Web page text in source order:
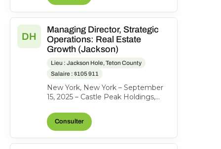
DH
Managing Director, Strategic
Operations: Real Estate
Growth (Jackson)
Lieu : Jackson Hole, Teton County
Salaire : $105 911
New York, New York – September
15, 2025 – Castle Peak Holdings,
investment firm behind...
Consulter